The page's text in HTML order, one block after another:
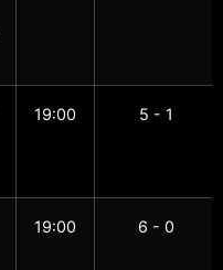
19:00 5 - 1
19:00 6 - 0